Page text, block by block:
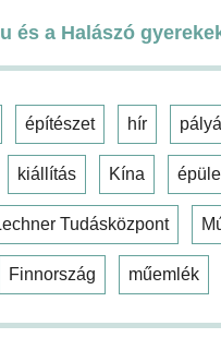
és a Halászó
építészet hír
kiállítás Kína
Tudásközpont
Finnország műemlék